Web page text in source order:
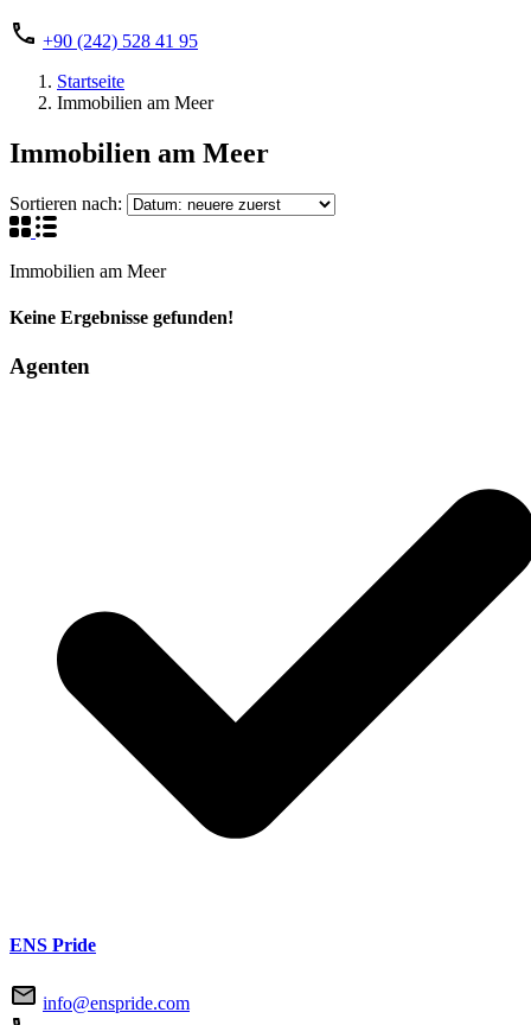
+90 (242) 528 41 95
Startseite
Immobilien am Meer
Immobilien am Meer
Sortieren nach:
Immobilien am Meer
Keine Ergebnisse gefunden!
Agenten
ENS Pride
info@enspride.com